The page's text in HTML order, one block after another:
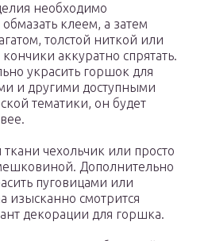
необходимо
клеем, а затем
толстой ниткой или
аккуратно спрятать.
украсить горшок для
и другими доступными
тематики, он будет
чехольчик или просто
Дополнительно
пуговицами или
изысканно смотрится
декорации для горшка.